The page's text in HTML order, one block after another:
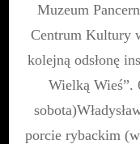
Muzeum
Centrum Kultury
kolejną odsłonę
Wielką Wieś”.
porcie rybackim